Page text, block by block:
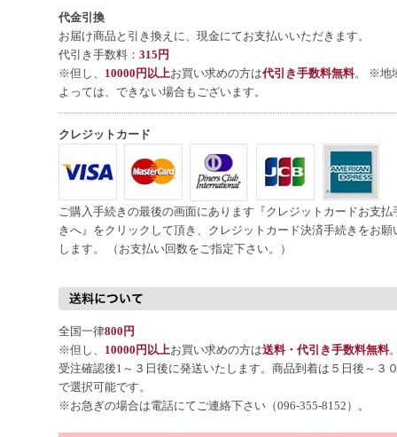
代金引換
お届け商品と引き換えに、現金にてお支払いいただきます。
代引き手数料： 315円
※但し、 10000円以上お買い求めの方は代引き手数料無料。 ※地
よっては、できない場合もございます。
クレジットカード
ご購入手続きの最後の画面にあります『クレジットカードお支払
きへ』をクリックして頂き、クレジットカード決済手続きをお願
します。 （お支払い回数をご指定下さい。）
全国一律800円
※但し、 10000円以上お買い求めの方は送料・代引き手数料無料
受注確認後1～３日後に発送いたします。商品到着は５日後～３
で選択可能です。
※お急ぎの場合は電話にてご連絡下さい（096-355-8152）。